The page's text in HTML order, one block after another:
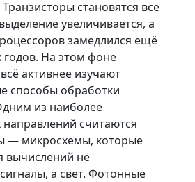
становятся всё
увеличивается, а
замедлился ещё
годов. На этом фоне
активнее изучают
способы обработки
из наиболее
считаются
— микросхемы, которые
вычислений не
а свет. Фотонные